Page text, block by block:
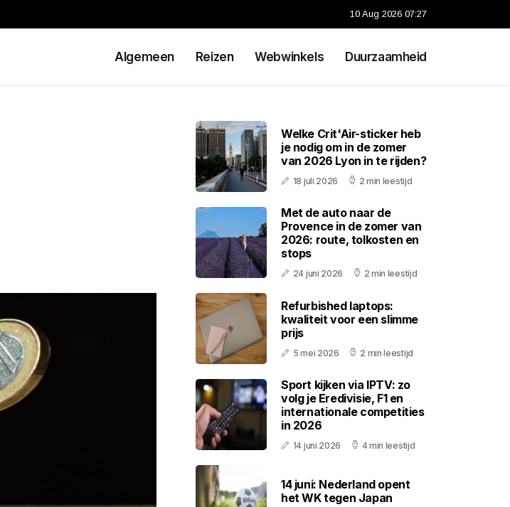
10 Aug 2026 07:27
Algemeen Reizen Webwinkels Duurzaamheid
Welke Crit'Air-sticker heb
je nodig om in de zomer
van 2026 Lyon in te rijden?
18 juli 2026 2 min leestijd
Met de auto naar de
Provence in de zomer van
2026: route, tolkosten en
stops
24 juni 2026 2 min leestijd
Refurbished laptops:
kwaliteit voor een slimme
prijs
5 mei 2026 2 min leestijd
Sport kijken via IPTV: zo
volg je Eredivisie, F1 en
internationale competities
in 2026
14 juni 2026 4 min leestijd
14 juni: Nederland opent
het WK tegen Japan